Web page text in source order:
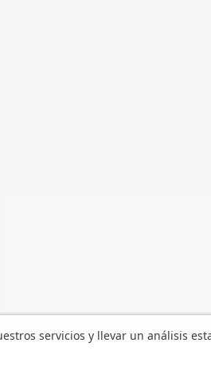
servicios y llevar un análisis